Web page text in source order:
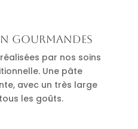
gourmandes
par nos soins
Une pâte
avec un très large
les goûts.